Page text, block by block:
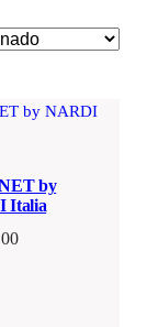
by
Italia